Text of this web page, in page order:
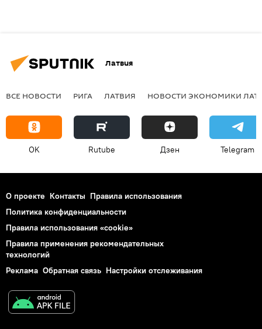
Латвия
ВСЕ НОВОСТИ РИГА ЛАТВИЯ НОВОСТИ ЭКОНОМИКИ
OK Rutube Дзен Telegram
О проекте Контакты Правила использования
Политика конфиденциальности
Правила использования «cookie»
Правила применения рекомендательных
технологий
Реклама Обратная связь Настройки отслеживания